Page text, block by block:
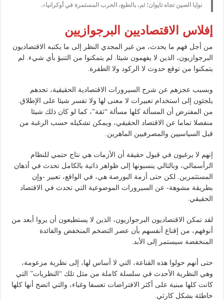
نوايا الصين تجاه تايوان؛ ثم، بالطبع، الحرب المستمرة في أوكرانيا».
إفلاس الاقتصاديين البرجوازيين
من أجل فهم ما يحدث، من غير المجدي النظر إلى ما يكتبه الاقتصاديون
البرجوازيون، الذين لا يفهمون شيئا. لم يتمكنوا من التنبؤ بأي شيء. لم
يتمكنوا من توقع حدوث لا الركود ولا الطفرة.
وبسبب عجزهم عن شرح السيرورات الاقتصادية الحقيقية، تجدهم
يلجئون إلى استخدام تعبيرات لا معنى لها ولا تفسر شيئا على الإطلاق.
من المفترض أن المسألة كلها مسألة “ثقة”، كما لو كان ذلك شيئا
منفصلا تماما عن الاقتصاد الحقيقي، ويمكن تشكيله حسب الرغبة من
قبل السياسيين والمصرفيين الماهرين.
إنهم لا يرغبون في قبول حقيقة أن الأزمات هي نتاج حتمي للنظام
الرأسمالي، وبالتالي ينسبونها إلى ظواهر ذاتية بالكامل تحدث في أذهان
المستثمرين. لكن حتى أزمة البورصة هي، في الواقع، تعبير -وإن
بطريقة مشوهة- عن السيرورات الموضوعية التي تحدث في الاقتصاد
الحقيقي.
لقد تمكن الاقتصاديون البرجوازيون، الذين لا يستطيعون أن يروا أبعد من
أنوفهم، من إقناع أنفسهم بأن عصر التضخم المنخفض والفائدة
المنخفضة سيستمر إلى الأبد.
حتى أنهم حولوا هذه القناعة، التي لا أساس لها، إلى نظرية مزعومة،
وهي النظرية الأحدث في سلسلة كاملة من مثل تلك “النظريات” التي
كانت كلها مبنية على أكثر الافتراضات تعسفا وغباء، والتي اتضح أنها كلها
خاطئة بشكل كارثي.